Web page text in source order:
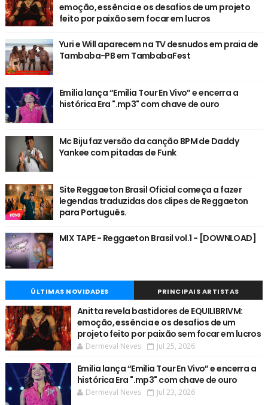
emoção, essência e os desafios de um projeto
feito por paixão sem focar em lucros
Yuri e Will aparecem na TV desnudos em praia de
Tambaba-PB em TambabaFest
Emilia lança “Emilia Tour En Vivo” e encerra a
histórica Era ".mp3" com chave de ouro
Mc Biju faz versão da canção BPM de Daddy
Yankee com pitadas de Funk
Site Reggaeton Brasil Oficial começa a fazer
legendas traduzidas dos clipes de Reggaeton
para Português.
MIX TAPE - Reggaeton Brasil vol.1 - [DOWNLOAD]
ÚLTIMAS NOVIDADES PRINCIPAIS ARTISTAS
Anitta revela bastidores de EQUILIBRIVM:
emoção, essência e os desafios de um
projeto feito por paixão sem focar em lucros
Dermeval Neves Jul 25, 2026
Emilia lança “Emilia Tour En Vivo” e encerra a
histórica Era ".mp3" com chave de ouro
Dermeval Neves Jul 23, 2026